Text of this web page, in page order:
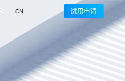
CN 试用申请